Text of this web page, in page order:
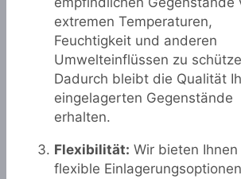
extremen Temperaturen,
Feuchtigkeit und anderen
Umwelteinflüssen zu
Dadurch bleibt die Qualität
eingelagerten Gegenstände
erhalten.
Flexibilität: Wir bieten Ihnen
flexible